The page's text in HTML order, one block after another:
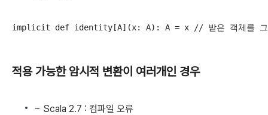
적용 가능한 암시적 변환이 여러개인 경우
~ Scala 2.7 : 컴파일 오류